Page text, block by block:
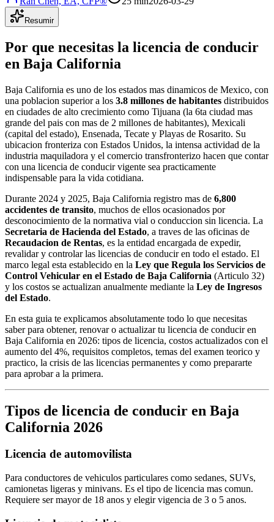
Resumir
Por que necesitas la licencia de conducir
en Baja California
Baja California es uno de los estados mas dinamicos de Mexico, con
una poblacion superior a los 3.8 millones de habitantes distribuidos
en ciudades de alto crecimiento como Tijuana (la 6ta ciudad mas
grande del pais con mas de 2 millones de habitantes), Mexicali
(capital del estado), Ensenada, Tecate y Playas de Rosarito. Su
ubicacion fronteriza con Estados Unidos, la intensa actividad de la
industria maquiladora y el comercio transfronterizo hacen que contar
con una licencia de conducir vigente sea practicamente
indispensable para la vida cotidiana.
Durante 2024 y 2025, Baja California registro mas de 6,800
accidentes de transito, muchos de ellos ocasionados por
desconocimiento de la normativa vial o conduccion sin licencia. La
Secretaria de Hacienda del Estado, a traves de las oficinas de
Recaudacion de Rentas, es la entidad encargada de expedir,
revalidar y controlar las licencias de conducir en todo el estado. El
marco legal esta establecido en la Ley que Regula los Servicios de
Control Vehicular en el Estado de Baja California (Articulo 32)
y los costos se actualizan anualmente mediante la Ley de Ingresos
del Estado.
En esta guia te explicamos absolutamente todo lo que necesitas
saber para obtener, renovar o actualizar tu licencia de conducir en
Baja California en 2026: tipos de licencia, costos actualizados con el
aumento del 4%, requisitos completos, temas del examen teorico y
practico, la crisis de las licencias permanentes y como prepararte
para aprobar a la primera.
Tipos de licencia de conducir en Baja
California 2026
Licencia de automovilista
Para conductores de vehiculos particulares como sedanes, SUVs,
camionetas ligeras y minivans. Es el tipo de licencia mas comun.
Requiere ser mayor de 18 anos y elegir vigencia de 3 o 5 anos.